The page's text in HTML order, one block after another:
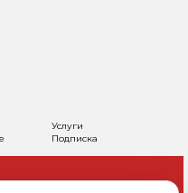
Услуги
Подписка